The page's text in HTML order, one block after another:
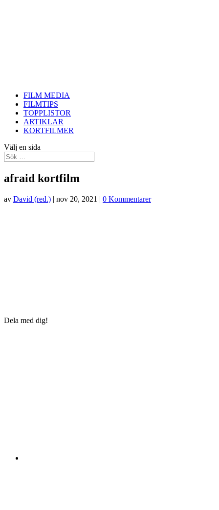
FILM MEDIA
FILMTIPS
TOPPLISTOR
ARTIKLAR
KORTFILMER
Välj en sida
afraid kortfilm
av David (red.) | nov 20, 2021 | 0 Kommentarer
Dela med dig!